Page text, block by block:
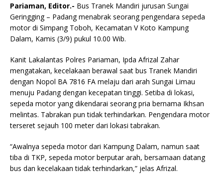
Pariaman, Editor.- Bus Tranek Mandiri jurusan Sungai
Geringging – Padang menabrak seorang pengendara sepeda
motor di Simpang Toboh, Kecamatan V Koto Kampung
Dalam, Kamis (3/9) pukul 10.00 Wib.
Kanit Lakalantas Polres Pariaman, Ipda Afrizal Zahar
mengatakan, kecelakaan berawal saat bus Tranek Mandiri
dengan Nopol BA 7816 FA melaju dari arah Sungai Limau
menuju Padang dengan kecepatan tinggi. Setiba di lokasi,
sepeda motor yang dikendarai seorang pria bernama Ikhsan
melintas. Tabrakan pun tidak terhindarkan. Pengendara motor
terseret sejauh 100 meter dari lokasi tabrakan.
“Awalnya sepeda motor dari Kampung Dalam, namun saat
tiba di TKP, sepeda motor berputar arah, bersamaan datang
bus dan kecelakaan tidak terhindarkan,” jelas Afrizal.